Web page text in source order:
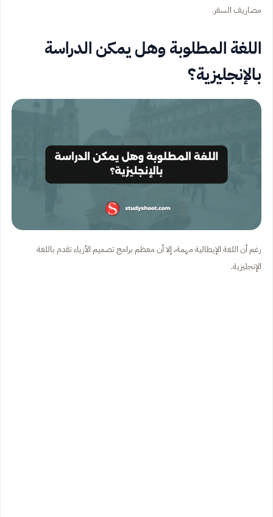
مصاريف السفر.
اللغة المطلوبة وهل يمكن الدراسة
بالإنجليزية؟
رغم أن اللغة الإيطالية مهمة، إلا أن معظم برامج تصميم الأزياء تقدم باللغة
الإنجليزية.